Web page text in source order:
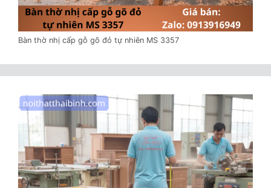
Bàn thờ nhị cấp gỗ gõ đỏ tự nhiên MS 3357